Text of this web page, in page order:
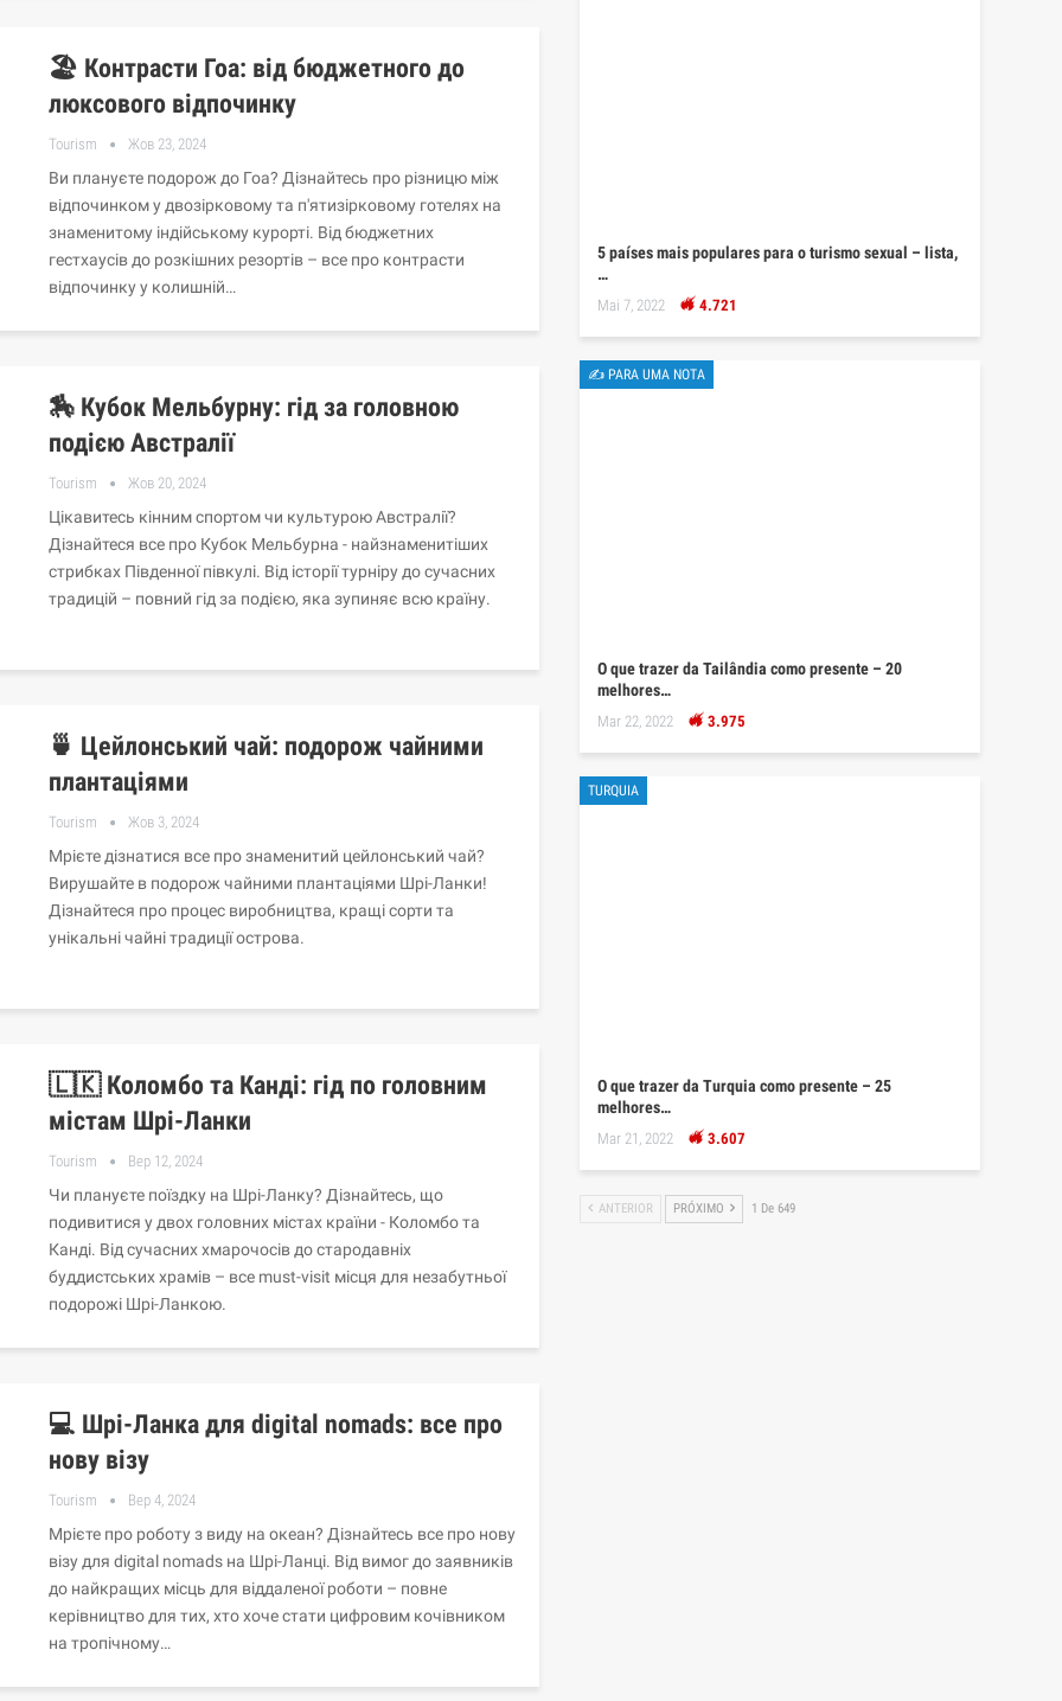
🏖️ Контрасти Гоа: від бюджетного до
люксового відпочинку
Tourism Жов 23, 2024
Ви плануєте подорож до Гоа? Дізнайтесь про різницю між
відпочинком у двозірковому та п'ятизірковому готелях на
знаменитому індійському курорті. Від бюджетних
гестхаусів до розкішних резортів – все про контрасти
відпочинку у колишній…
🏇 Кубок Мельбурну: гід за головною
подією Австралії
Tourism Жов 20, 2024
Цікавитесь кінним спортом чи культурою Австралії?
Дізнайтеся все про Кубок Мельбурна - найзнаменитіших
стрибках Південної півкулі. Від історії турніру до сучасних
традицій – повний гід за подією, яка зупиняє всю країну.
🍵 Цейлонський чай: подорож чайними
плантаціями
Tourism Жов 3, 2024
Мрієте дізнатися все про знаменитий цейлонський чай?
Вирушайте в подорож чайними плантаціями Шрі-Ланки!
Дізнайтеся про процес виробництва, кращі сорти та
унікальні чайні традиції острова.
🇱🇰 Коломбо та Канді: гід по головним
містам Шрі-Ланки
Tourism Вер 12, 2024
Чи плануєте поїздку на Шрі-Ланку? Дізнайтесь, що
подивитися у двох головних містах країни - Коломбо та
Канді. Від сучасних хмарочосів до стародавніх
буддистських храмів – все must-visit місця для незабутньої
подорожі Шрі-Ланкою.
💻 Шрі-Ланка для digital nomads: все про
нову візу
Tourism Вер 4, 2024
Мрієте про роботу з виду на океан? Дізнайтесь все про нову
візу для digital nomads на Шрі-Ланці. Від вимог до заявників
до найкращих місць для віддаленої роботи – повне
керівництво для тих, хто хоче стати цифровим кочівником
на тропічному…
5 países mais populares para o turismo sexual – lista,
…
Mai 7, 2022 4.721
✍ PARA UMA NOTA
O que trazer da Tailândia como presente – 20
melhores…
Mar 22, 2022 3.975
TURQUIA
O que trazer da Turquia como presente – 25
melhores…
Mar 21, 2022 3.607
ANTERIOR PRÓXIMO 1 De 649